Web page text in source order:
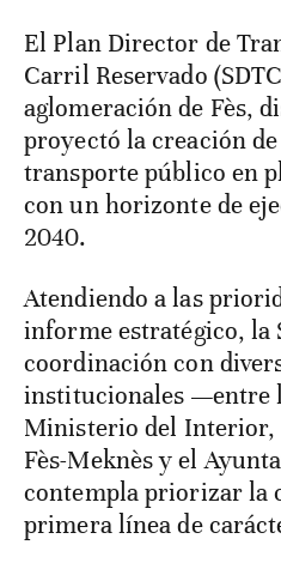
El Plan Director de
Carril Reservado
aglomeración de Fès,
proyectó la creación
transporte público en
con un horizonte de
2040.
Atendiendo a las
informe estratégico, la
coordinación con
institucionales —entre
Ministerio del Interior,
Fès-Meknès y el
contempla priorizar la
primera línea de